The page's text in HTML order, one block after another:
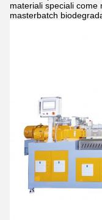
materiali speciali come
masterbatch